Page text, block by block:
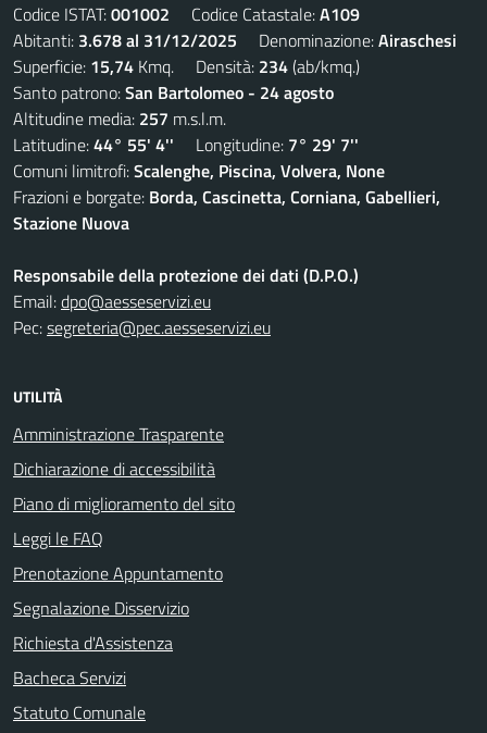
Codice ISTAT:001002 Codice Catastale:A109
Abitanti: 3.678 al 31/12/2025 Denominazione:Airaschesi
Superficie: 15,74 Kmq. Densità: 234(ab/kmq.)
Santo patrono:San Bartolomeo - 24 agosto
Altitudine media: 257 m.s.l.m.
Latitudine:44° 55' 4'' Longitudine: 7° 29' 7''
Comuni limitrofi:Scalenghe, Piscina, Volvera, None
Frazioni e borgate: Borda, Cascinetta, Corniana, Gabellieri,
Stazione Nuova
Responsabile della protezione dei dati (D.P.O.)
Email:dpo@aesseservizi.eu
Pec:segreteria@pec.aesseservizi.eu
UTILITÀ
Amministrazione Trasparente
Dichiarazione di accessibilità
Piano di miglioramento del sito
Leggi le FAQ
Prenotazione Appuntamento
Segnalazione Disservizio
Richiesta d'Assistenza
Bacheca Servizi
Statuto Comunale